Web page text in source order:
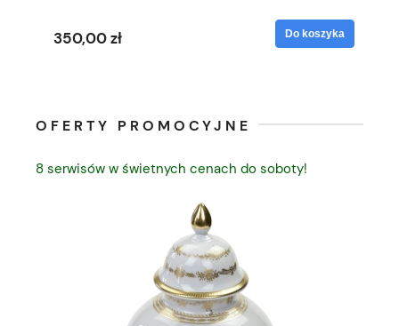
350,00 zł Do koszyka
OFERTY PROMOCYJNE
8 serwisów w świetnych cenach do soboty!